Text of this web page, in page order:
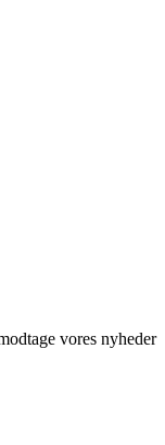
vores nyheder